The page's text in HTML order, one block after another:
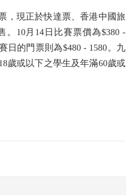
，現正於快達票、香港中國旅
。10月14日比賽票價為$380 -
日的門票則為$480 - 1580。九
歲或以下之學生及年滿60歲或